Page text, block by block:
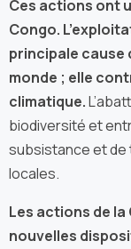
Ces actions ont
Congo.
principale cause
monde ; elle
climatique.
biodiversité et
subsistance et de
locales.
Les actions de
nouvelles